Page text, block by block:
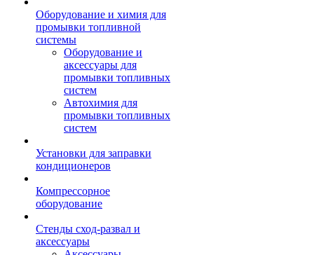
Оборудование и химия для
промывки топливной
системы
Оборудование и
аксессуары для
промывки топливных
систем
Автохимия для
промывки топливных
систем
Установки для заправки
кондиционеров
Компрессорное
оборудование
Стенды сход-развал и
аксессуары